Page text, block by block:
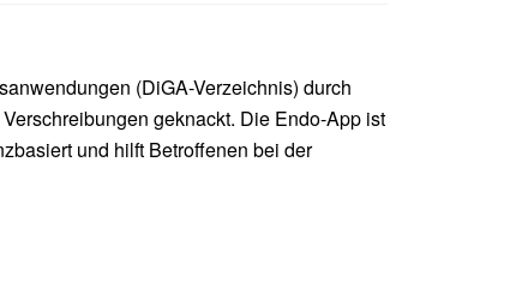
(DiGA-Verzeichnis) durch
geknackt. Die Endo-App ist
und hilft Betroffenen bei der